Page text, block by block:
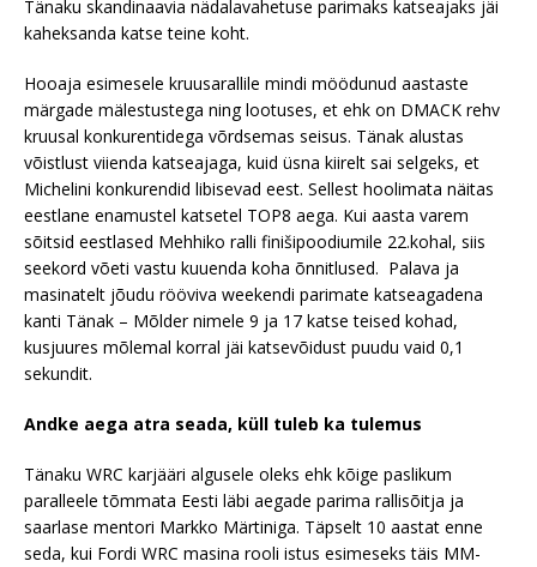
Tänaku skandinaavia nädalavahetuse parimaks katseajaks jäi
kaheksanda katse teine koht.
Hooaja esimesele kruusarallile mindi möödunud aastaste
märgade mälestustega ning lootuses, et ehk on DMACK rehv
kruusal konkurentidega võrdsemas seisus. Tänak alustas
võistlust viienda katseajaga, kuid üsna kiirelt sai selgeks, et
Michelini konkurendid libisevad eest. Sellest hoolimata näitas
eestlane enamustel katsetel TOP8 aega. Kui aasta varem
sõitsid eestlased Mehhiko ralli finišipoodiumile 22.kohal, siis
seekord võeti vastu kuuenda koha õnnitlused. Palava ja
masinatelt jõudu rööviva weekendi parimate katseagadena
kanti Tänak – Mõlder nimele 9 ja 17 katse teised kohad,
kusjuures mõlemal korral jäi katsevõidust puudu vaid 0,1
sekundit.
Andke aega atra seada, küll tuleb ka tulemus
Tänaku WRC karjääri algusele oleks ehk kõige paslikum
paralleele tõmmata Eesti läbi aegade parima rallisõitja ja
saarlase mentori Markko Märtiniga. Täpselt 10 aastat enne
seda, kui Fordi WRC masina rooli istus esimeseks täis MM-